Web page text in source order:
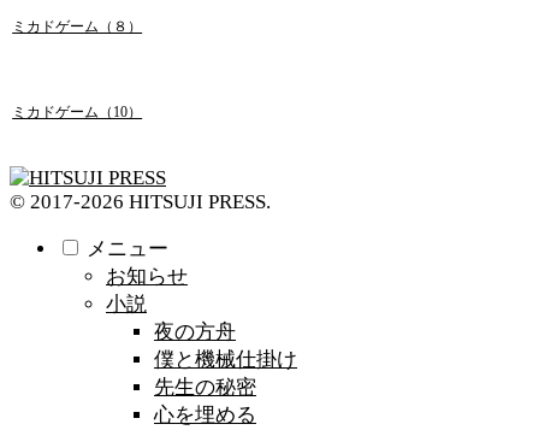
ミカドゲーム（８）
ミカドゲーム（10）
© 2017-2026 HITSUJI PRESS.
メニュー
お知らせ
小説
夜の方舟
僕と機械仕掛け
先生の秘密
心を埋める